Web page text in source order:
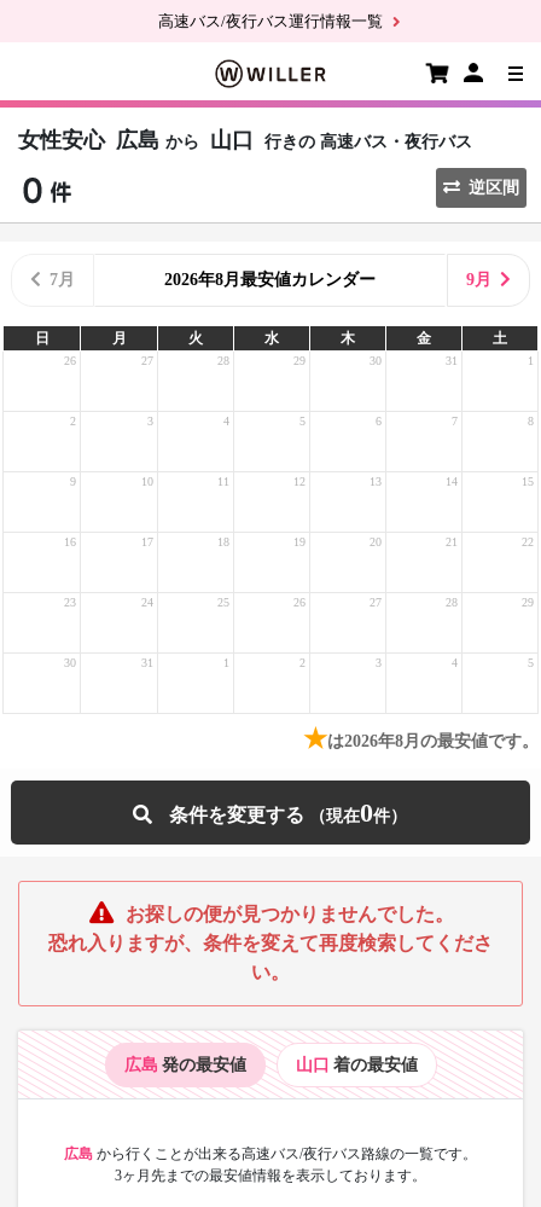
高速バス/夜行バス運行情報一覧
女性安心 広島 から 山口 行きの 高速バス・夜行バス
逆区間
7月 2026年8月最安値カレンダー 9月
日 月 火 水 木 金 土
26 27 28 29 30 31 1
2 3 4 5 6 7 8
9 10 11 12 13 14 15
16 17 18 19 20 21 22
23 24 25 26 27 28 29
30 31 1 2 3 4 5
★は2026年8月の最安値です。
条件を変更する 0
お探しの便が見つかりませんでした。
恐れ入りますが、条件を変えて再度検索してくださ
い。
広島 発の最安値 山口 着の最安値
広島 から行くことが出来る高速バス/夜行バス路線の一覧です。
3ヶ月先までの最安値情報を表示しております。